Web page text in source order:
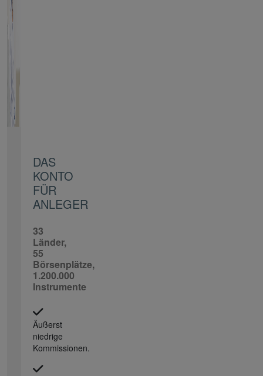
DAS
KONTO
FÜR
ANLEGER
33
Länder,
55
Börsenplätze,
1.200.000
Instrumente
Äußerst
niedrige
Kommissionen.